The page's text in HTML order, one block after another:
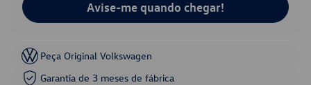
Avise-me quando chegar!
Peça Original Volkswagen
Garantia de 3 meses de fábrica